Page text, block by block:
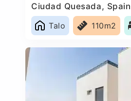
Ciudad Quesada, Spain
Talo
110m2